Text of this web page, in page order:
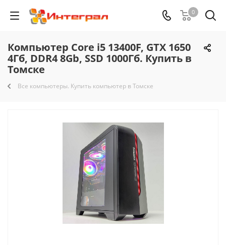
0
Компьютер Core i5 13400F, GTX 1650
4Гб, DDR4 8Gb, SSD 1000Гб. Купить в
Томске
Все компьютеры. Купить компьютер в Томске